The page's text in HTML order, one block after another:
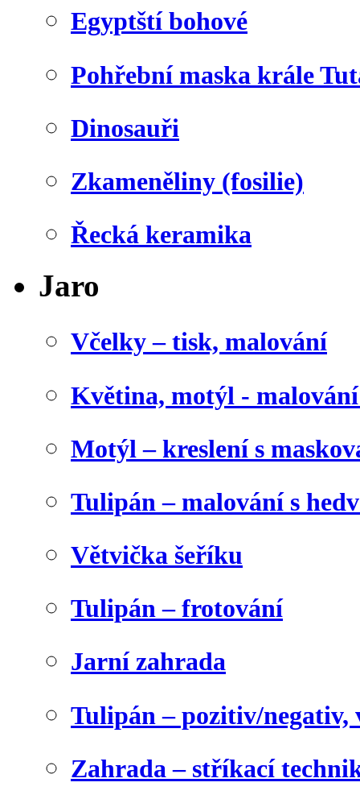
Egyptští bohové
Pohřební maska krále
Dinosauři
Zkameněliny (fosilie)
Řecká keramika
Jaro
Včelky – tisk, malování
Květina, motýl -
Motýl – kreslení s
Tulipán – malování s
Větvička šeříku
Tulipán – frotování
Jarní zahrada
Tulipán – pozitiv/negativ,
Zahrada – stříkací